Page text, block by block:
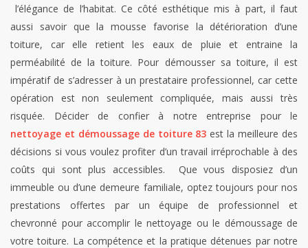
l’élégance de l’habitat. Ce côté esthétique mis à part, il faut
aussi savoir que la mousse favorise la détérioration d’une
toiture, car elle retient les eaux de pluie et entraine la
perméabilité de la toiture. Pour démousser sa toiture, il est
impératif de s’adresser à un prestataire professionnel, car cette
opération est non seulement compliquée, mais aussi très
risquée. Décider de confier à notre entreprise pour le
nettoyage et démoussage de toiture 83 est la meilleure des
décisions si vous voulez profiter d’un travail irréprochable à des
coûts qui sont plus accessibles. Que vous disposiez d’un
immeuble ou d’une demeure familiale, optez toujours pour nos
prestations offertes par un équipe de professionnel et
chevronné pour accomplir le nettoyage ou le démoussage de
votre toiture. La compétence et la pratique détenues par notre